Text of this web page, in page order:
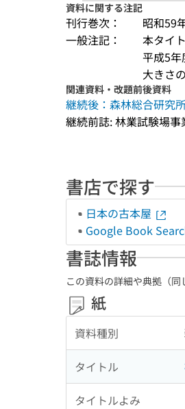
資料に関する注記
刊行巻次：
昭和59
一般注記：
本タイ
平成5
大きさ
関連資料・改題前後資料
継続後：森林総合研究
継続前誌: 林業試験場事
書店で探す
日本の古本屋
Google Book
書誌情報
この資料の詳細や典拠（同
紙
資料種別
タイトル
タイトルよみ